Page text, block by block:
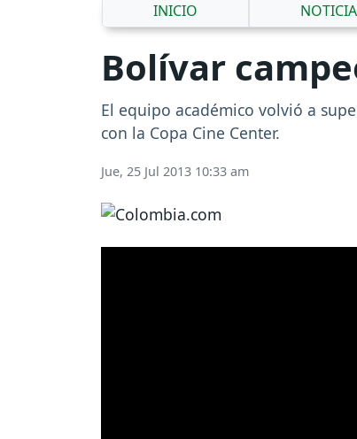
INICIO
Bolívar
El equipo académico volvió a
con la Copa Cine Center.
Jue, 25 Jul 2013 10:33 am